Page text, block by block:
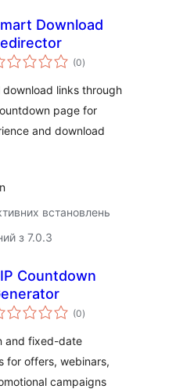
Download
(0загальний
рейтинг
)
links through
page for
and download
встановлень
з 7.0.3
Countdown
(0загальний
рейтинг
)
and fixed-date
for offers, webinars,
campaigns